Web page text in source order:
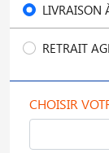
LIVRAISON
RETRAIT
CHOISIR